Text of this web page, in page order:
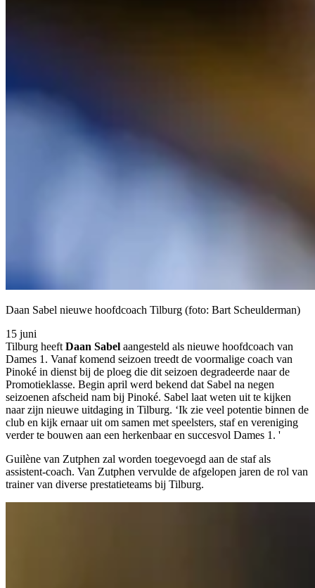
Daan Sabel nieuwe hoofdcoach Tilburg (foto: Bart Scheulderman)
15 juni
Tilburg heeft Daan Sabel aangesteld als nieuwe hoofdcoach van
Dames 1. Vanaf komend seizoen treedt de voormalige coach van
Pinoké in dienst bij de ploeg die dit seizoen degradeerde naar de
Promotieklasse. Begin april werd bekend dat Sabel na negen
seizoenen afscheid nam bij Pinoké. Sabel laat weten uit te kijken
naar zijn nieuwe uitdaging in Tilburg. ‘Ik zie veel potentie binnen de
club en kijk ernaar uit om samen met speelsters, staf en vereniging
verder te bouwen aan een herkenbaar en succesvol Dames 1. '
Guilène van Zutphen zal worden toegevoegd aan de staf als
assistent-coach. Van Zutphen vervulde de afgelopen jaren de rol van
trainer van diverse prestatieteams bij Tilburg.